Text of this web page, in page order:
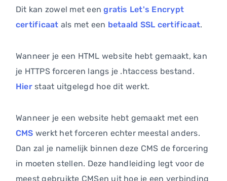
Dit kan zowel met eengratis Let's Encrypt
certificaat als met een betaald SSL certificaat.
Wanneer je een HTML website hebt gemaakt, kan
je HTTPS forceren langs je .htaccess bestand.
Hierstaat uitgelegd hoe dit werkt.
Wanneer je een website hebt gemaakt met een
CMS werkt het forceren echter meestal anders.
Dan zal je namelijk binnen deze CMS de forcering
in moeten stellen. Deze handleiding legt voor de
meest gebruikte CMSen uit hoe je een verbinding